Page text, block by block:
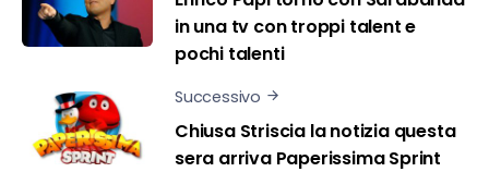
in una tv con troppi talent e
pochi talenti
Successivo
Chiusa Striscia la notizia questa
sera arriva Paperissima Sprint